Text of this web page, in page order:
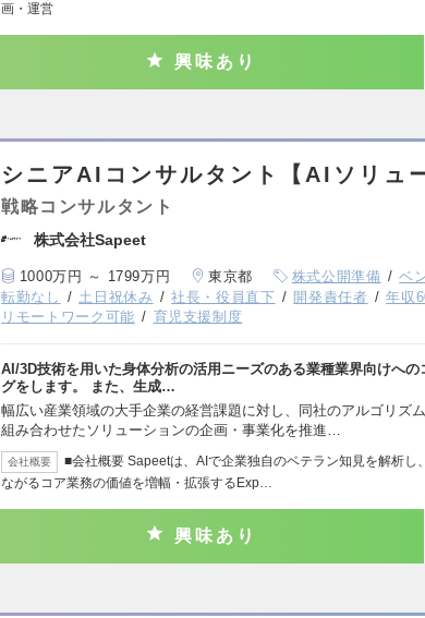
画・運営
興味あり
シニアAIコンサルタント【AIソリュ
戦略コンサルタント
株式会社Sapeet
1000万円 ～ 1799万円 東京都 株式公開準備 ベ
転勤なし
土日祝休み 社長・役員直下 開発責任者 年収
リモートワーク可能
育児支援制度
AI/3D技術を用いた身体分析の活用ニーズのある業種業界向けへの
グをします。 また、生成…
幅広い産業領域の大手企業の経営課題に対し、同社のアルゴリズ
組み合わせたソリューションの企画・事業化を推進…
会社概要
■会社概要 Sapeetは、AIで企業独自のベテラン知見を解析し
ながるコア業務の価値を増幅・拡張するExp…
興味あり